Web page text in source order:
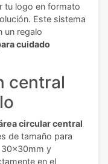
tu logo en formato
Este sistema
un regalo
cuidado
central
circular central
de tamaño para
30x30mm y
en el